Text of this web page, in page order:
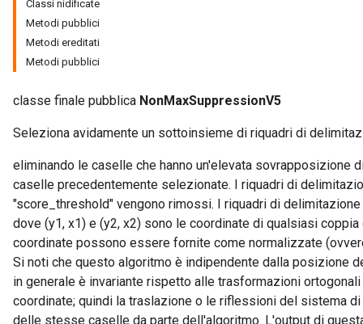
Classi nidificate
Metodi pubblici
Metodi ereditati
Metodi pubblici
classe finale pubblica NonMaxSuppressionV5
Seleziona avidamente un sottoinsieme di riquadri di
eliminando le caselle che hanno un'elevata sovrapposizione
caselle precedentemente selezionate. I riquadri di
"score_threshold" vengono rimossi. I riquadri di
dove (y1, x1) e (y2, x2) sono le coordinate di qualsiasi
coordinate possono essere fornite come normalizzate
Si noti che questo algoritmo è indipendente dalla posizione
in generale è invariante rispetto alle trasformazioni
coordinate; quindi la traslazione o le riflessioni del sistema
delle stesse caselle da parte dell'algoritmo. L'output di